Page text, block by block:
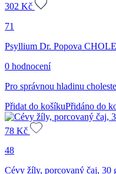
302 Kč
71
Psyllium Dr. Popova
0 hodnocení
Pro správnou hladinu
Přidat do košíkuPřidáno do
78 Kč
48
Cévy žíly, porcovaný čaj, 30